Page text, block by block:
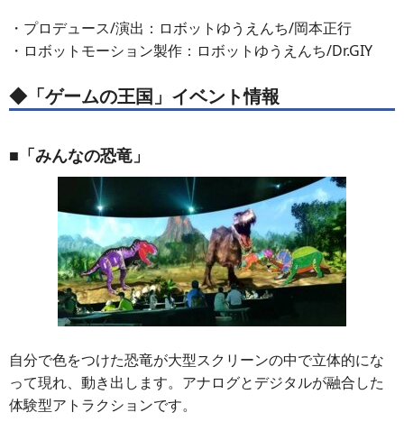
・プロデュース/演出：ロボットゆうえんち/岡本正行
・ロボットモーション製作：ロボットゆうえんち/Dr.GIY
◆「ゲームの王国」イベント情報
■「みんなの恐竜」
自分で色をつけた恐竜が大型スクリーンの中で立体的にな
って現れ、動き出します。アナログとデジタルが融合した
体験型アトラクションです。